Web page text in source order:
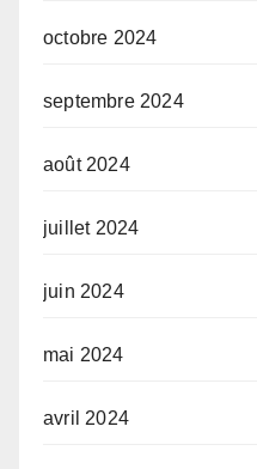
octobre 2024
septembre 2024
août 2024
juillet 2024
juin 2024
mai 2024
avril 2024